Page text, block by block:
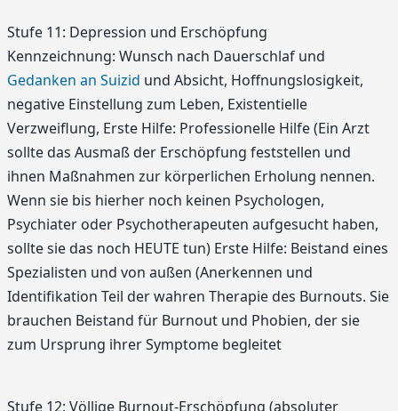
Stufe 11: Depression und Erschöpfung
Kennzeichnung: Wunsch nach Dauerschlaf und
Gedanken an Suizid und Absicht, Hoffnungslosigkeit,
negative Einstellung zum Leben, Existentielle
Verzweiflung, Erste Hilfe: Professionelle Hilfe (Ein Arzt
sollte das Ausmaß der Erschöpfung feststellen und
ihnen Maßnahmen zur körperlichen Erholung nennen.
Wenn sie bis hierher noch keinen Psychologen,
Psychiater oder Psychotherapeuten aufgesucht haben,
sollte sie das noch HEUTE tun) Erste Hilfe: Beistand eines
Spezialisten und von außen (Anerkennen und
Identifikation Teil der wahren Therapie des Burnouts. Sie
brauchen Beistand für Burnout und Phobien, der sie
zum Ursprung ihrer Symptome begleitet
Stufe 12: Völlige Burnout-Erschöpfung (absoluter